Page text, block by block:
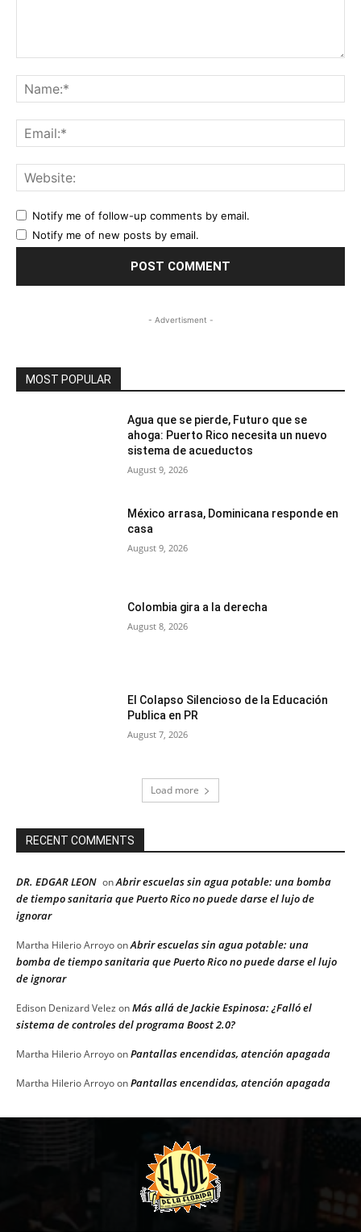
Notify me of follow-up comments by email.
Notify me of new posts by email.
- Advertisment -
MOST POPULAR
Agua que se pierde, Futuro que se
ahoga: Puerto Rico necesita un nuevo
sistema de acueductos
August 9, 2026
México arrasa, Dominicana responde en
casa
August 9, 2026
Colombia gira a la derecha
August 8, 2026
El Colapso Silencioso de la Educación
Publica en PR
August 7, 2026
Load more
RECENT COMMENTS
DR. EDGAR LEON onAbrir escuelas sin agua potable: una bomba
de tiempo sanitaria que Puerto Rico no puede darse el lujo de
ignorar
Martha Hilerio ArroyoonAbrir escuelas sin agua potable: una
bomba de tiempo sanitaria que Puerto Rico no puede darse el lujo
de ignorar
Edison Denizard Velez onMás allá de Jackie Espinosa: ¿Falló el
sistema de controles del programa Boost 2.0?
Martha Hilerio ArroyoonPantallas encendidas, atención apagada
Martha Hilerio ArroyoonPantallas encendidas, atención apagada